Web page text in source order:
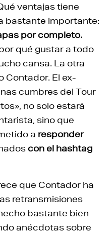
ventajas tiene
bastante importante:
por completo.
qué gustar a todo
cansa. La otra
Contador. El ex-
cumbres del Tour
no solo estará
sino que
a responder
con el hashtag
que Contador ha
retransmisiones
bastante bien
anécdotas sobre